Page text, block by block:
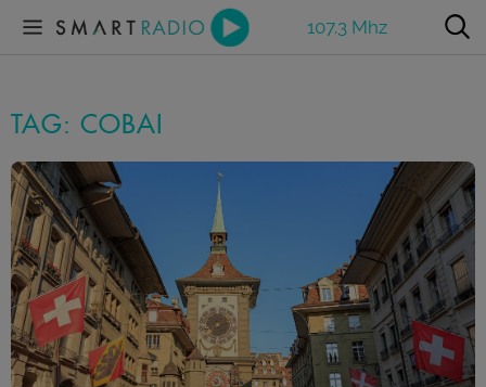
107.3 Mhz
TAG: COBAI